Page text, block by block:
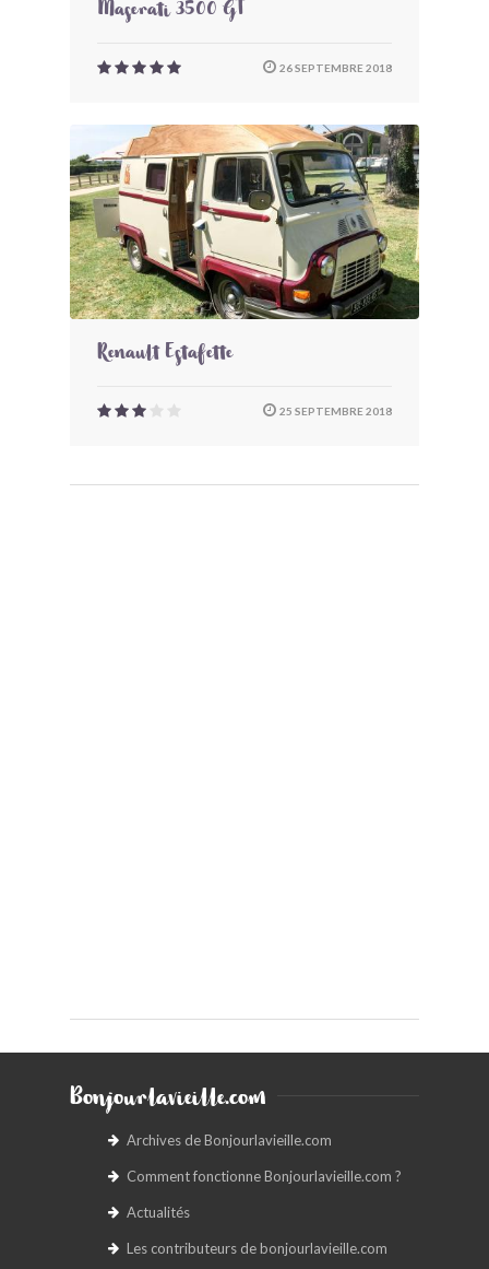
Maserati 3500 GT
26 SEPTEMBRE 2018
Renault Estafette
25 SEPTEMBRE 2018
Bonjourlavieille.com
Archives de Bonjourlavieille.com
Comment fonctionne Bonjourlavieille.com ?
Actualités
Les contributeurs de bonjourlavieille.com